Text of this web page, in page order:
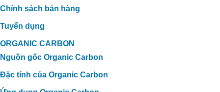
Chính sách bán hàng
Tuyển dụng
ORGANIC CARBON
Nguồn gốc Organic Carbon
Đặc tính của Organic Carbon